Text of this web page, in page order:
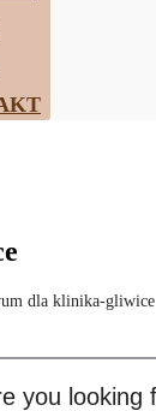
dla klinika-gliwice